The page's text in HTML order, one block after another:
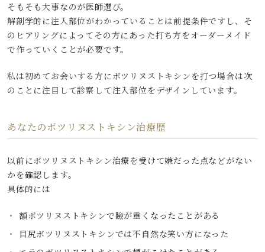
そもそも大事なのが医師選び。
解剖学的に注入部位がわかっていることは前提条件ですし、そ
のヒアリングによってその方にあった打ち方をオーダーメイド
で作っていくことが必要です。
私は初めてお会いする方にボツリヌストキシンを打つ場合は次
のことに注目して診察して注入部位をデザインしています。
あなたのボツリヌストキシン治療歴
以前にボツリヌストキシン治療を受けて嫌だった点などがない
かを確認します。
具体的には
額ボツリヌストキシンで瞼が重くなったことがある
目尻ボツリヌストキシンでは不自然な笑い方になった